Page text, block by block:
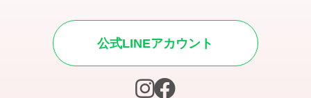
公式LINEアカウント